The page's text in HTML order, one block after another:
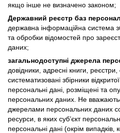
якщо інше не визначено законом;
Державний реєстр баз
державна інформаційна система
та обробки відомостей про
даних;
загальнодоступні джерела
довідники, адресні книги, реєстри,
систематизовані збірники
персональні дані, розміщені та
персональних даних. Не
джерелами персональних даних
ресурси, в яких суб’єкт
персональні дані (окрім